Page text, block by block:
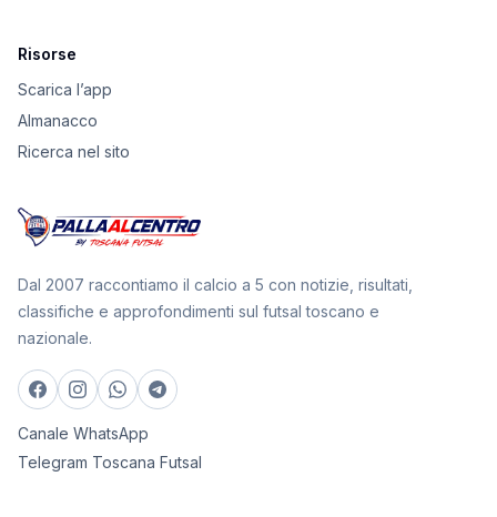
Risorse
Scarica l’app
Almanacco
Ricerca nel sito
Dal 2007 raccontiamo il calcio a 5 con notizie, risultati,
classifiche e approfondimenti sul futsal toscano e
nazionale.
Canale WhatsApp
Telegram Toscana Futsal